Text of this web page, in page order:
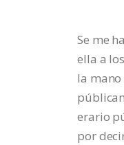
Se me
ella a
la mano
erario
por